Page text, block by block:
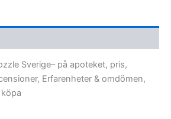
Sverige– på apoteket, pris,
Erfarenheter & omdömen,